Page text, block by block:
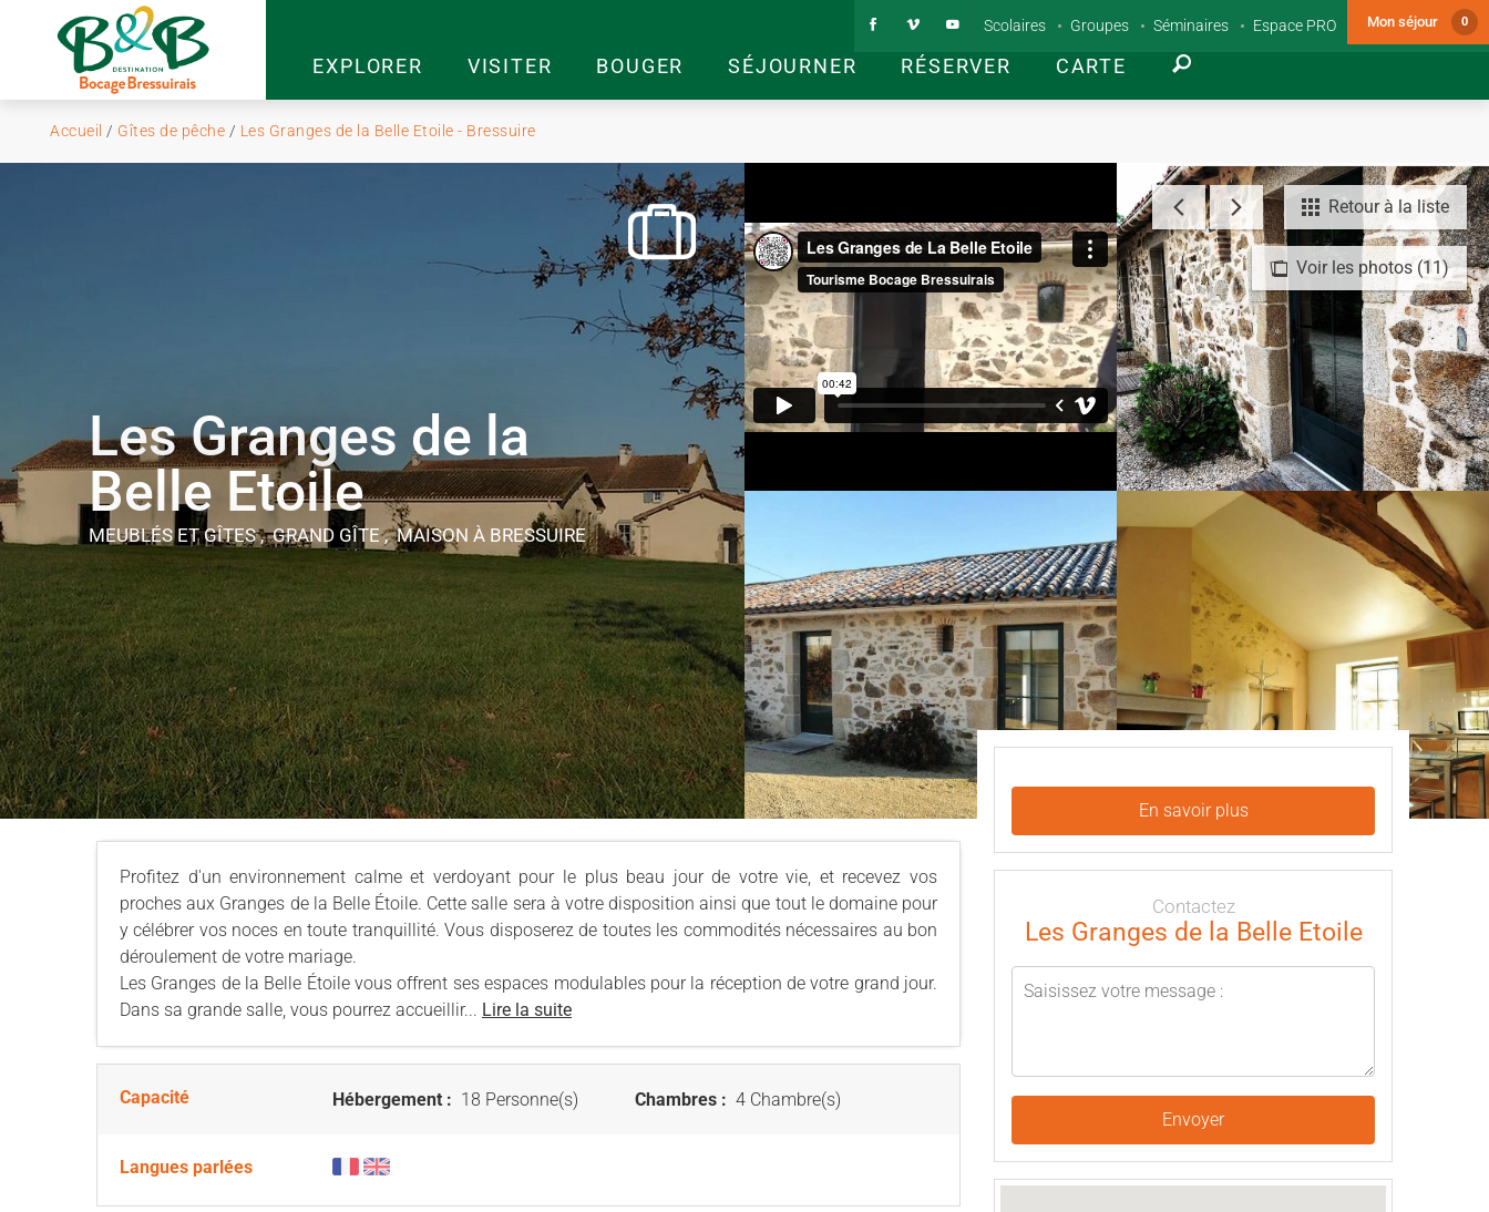
EXPLORER VISITER BOUGER SÉJOURNER RÉSERVER CARTE
Scolaires Groupes Séminaires Espace PRO Mon séjour 0
Accueil / Gîtes de pêche / Les Granges de la Belle Etoile - Bressuire
Voir les photos (11)
Retour à la liste
Les Granges de la
Belle Etoile
MEUBLÉS ET GÎTES , GRAND GÎTE , MAISON À BRESSUIRE
Profitez d'un environnement calme et verdoyant pour le plus beau jour de votre vie, et recevez vos
proches aux Granges de la Belle Étoile. Cette salle sera à votre disposition ainsi que tout le domaine pour
y célébrer vos noces en toute tranquillité. Vous disposerez de toutes les commodités nécessaires au bon
déroulement de votre mariage.
Les Granges de la Belle Étoile vous offrent ses espaces modulables pour la réception de votre grand jour.
Dans sa grande salle, vous pourrez accueillir... Lire la suite
Capacité Hébergement : 18 Personne(s) Chambres : 4 Chambre(s)
Langues parlées
En savoir plus
Contactez
Les Granges de la Belle Etoile
Envoyer